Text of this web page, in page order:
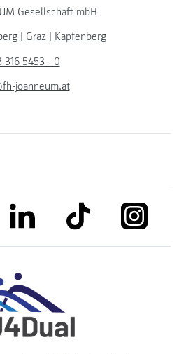
Gesellschaft mbH
Graz
Kapfenberg
316 5453 - 0
joanneum.at
youtubelink to linkedinlink to tiktok